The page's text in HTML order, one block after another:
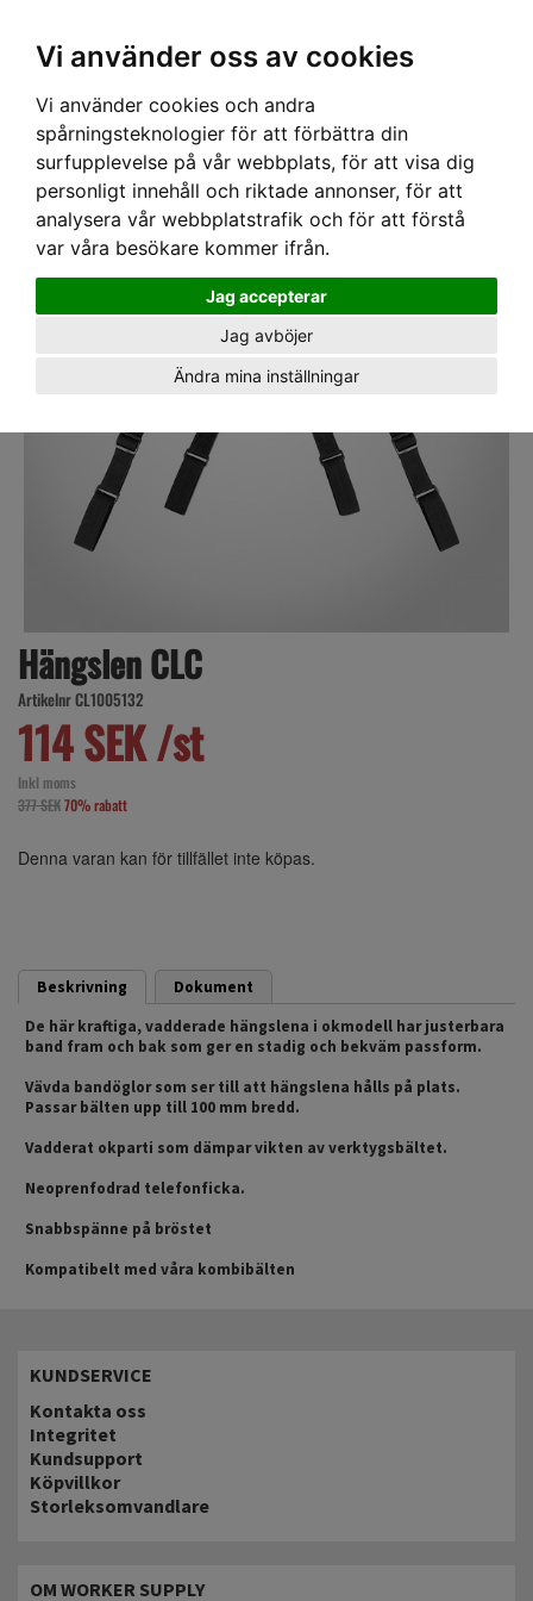
Vi använder oss av cookies
Vi använder cookies och andra
spårningsteknologier för att förbättra din
surfupplevelse på vår webbplats, för att visa dig
personligt innehåll och riktade annonser, för att
analysera vår webbplatstrafik och för att förstå
var våra besökare kommer ifrån.
Jag accepterar
Jag avböjer
Ändra mina inställningar
Hem ›ARBETSKLÄDER› Hängslen CLC
Hängslen CLC
Artikelnr CL1005132
114 SEK /st
Inkl moms
377 SEK70% rabatt
Denna varan kan för tillfället inte köpas.
Beskrivning
Dokument
De här kraftiga, vadderade hängslena i okmodell har justerbara
band fram och bak som ger en stadig och bekväm passform.
Vävda bandöglor som ser till att hängslena hålls på plats.
Passar bälten upp till 100 mm bredd.
Vadderat okparti som dämpar vikten av verktygsbältet.
Neoprenfodrad telefonficka.
Snabbspänne på bröstet
Kompatibelt med våra kombibälten
KUNDSERVICE
Kontakta oss
Integritet
Kundsupport
Köpvillkor
Storleksomvandlare
OM WORKER SUPPLY